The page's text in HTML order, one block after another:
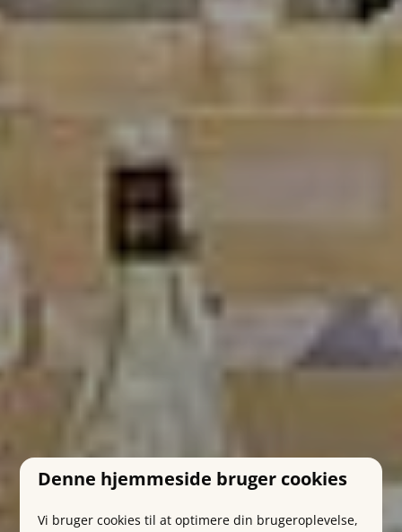
Denne hjemmeside bruger cookies
Vi bruger cookies til at optimere din brugeroplevelse,